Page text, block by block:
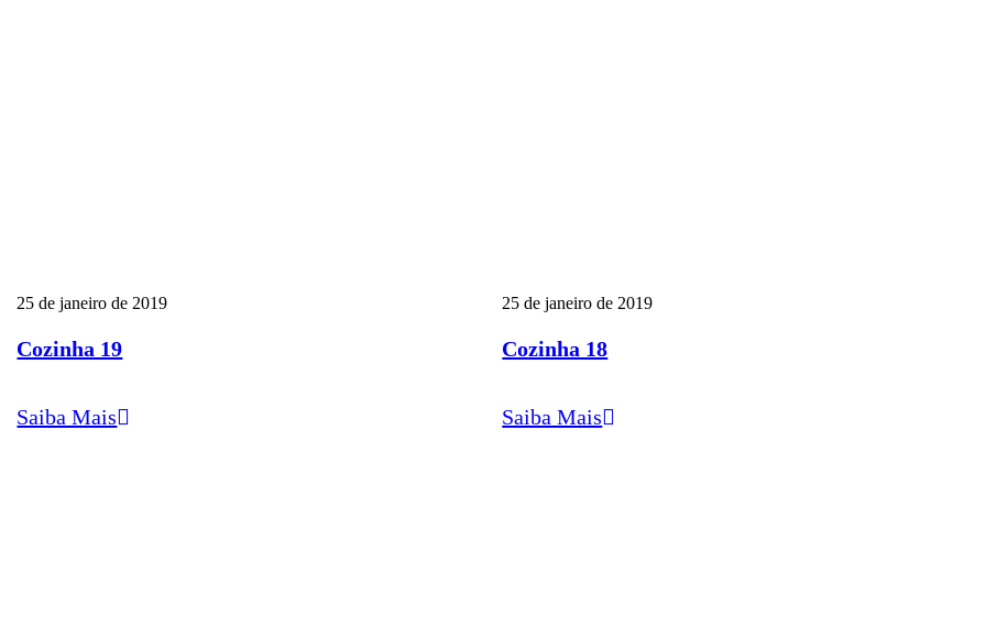
25 de janeiro de 2019
Cozinha 19
Saiba Mais
25 de janeiro de 2019
Cozinha 18
Saiba Mais